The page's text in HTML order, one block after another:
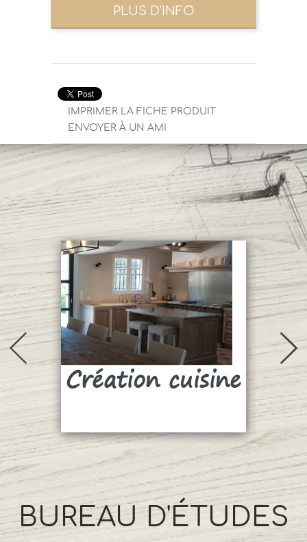
IMPRIMER LA FICHE PRODUIT
ENVOYER À UN AMI
Création cuisine
BUREAU D'ÉTUDES